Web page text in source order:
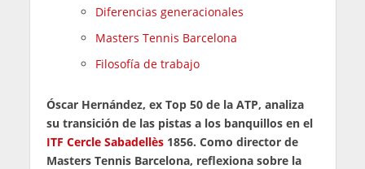
Diferencias generacionales
Masters Tennis Barcelona
Filosofía de trabajo
Óscar Hernández, ex Top 50 de la ATP, analiza
su transición de las pistas a los banquillos en el
ITF Cercle Sabadellès1856. Como director de
Masters Tennis Barcelona, reflexiona sobre la